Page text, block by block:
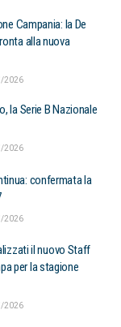
Campania: la De
alla nuova
2026
la Serie B Nazionale
2026
confermata la
2026
il nuovo Staff
per la stagione
2026